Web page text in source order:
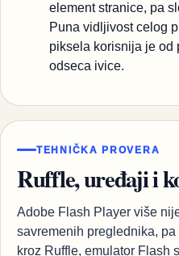
element stranice, pa
Puna vidljivost celog
piksela korisnija je od
odseca ivice.
TEHNIČKA PROVERA
Ruffle, uređaji i
Adobe Flash Player više
savremenih preglednika,
kroz Ruffle, emulator Flash